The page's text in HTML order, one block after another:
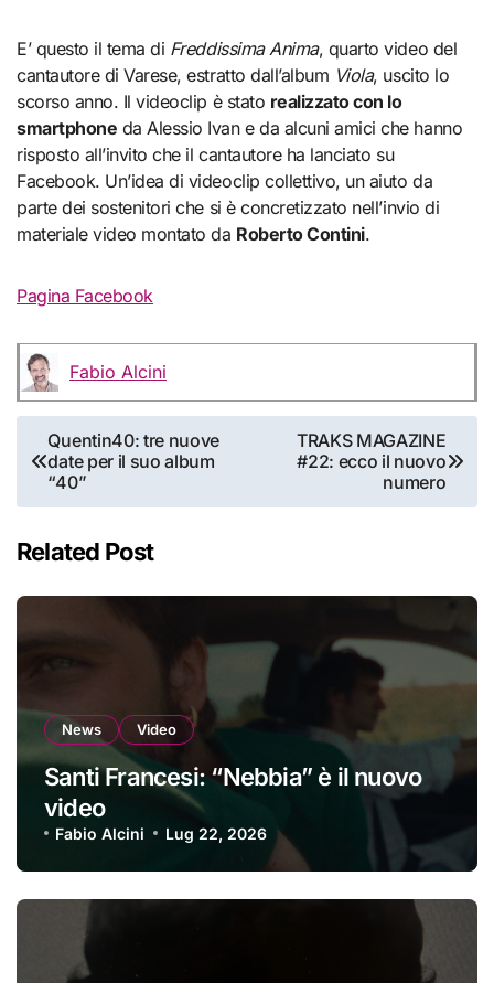
E’ questo il tema di Freddissima Anima, quarto video del
cantautore di Varese, estratto dall’album Viola, uscito lo
scorso anno. Il videoclip è stato realizzato con lo
smartphone da Alessio Ivan e da alcuni amici che hanno
risposto all’invito che il cantautore ha lanciato su
Facebook. Un’idea di videoclip collettivo, un aiuto da
parte dei sostenitori che si è concretizzato nell’invio di
materiale video montato da Roberto Contini.
Pagina Facebook
Fabio Alcini
Navigazione
articoli
Quentin40: tre nuove
date per il suo album
“40”
TRAKS MAGAZINE
#22: ecco il nuovo
numero
Related Post
News Video
Santi Francesi: “Nebbia” è il nuovo
video
Fabio Alcini Lug 22, 2026